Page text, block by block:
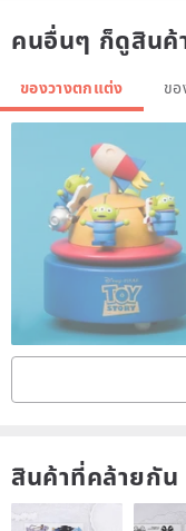
you must ask clearly,
and functionality of the
on related issues
and a waste of time for
Please again! Thanks!
คนอื่นๆ ก็ดูสินค้
ของวางตกแต่ง ข
สินค้าที่คล้ายกัน